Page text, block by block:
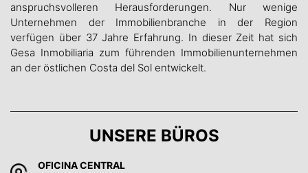
anspruchsvolleren Herausforderungen. Nur wenige
Unternehmen der Immobilienbranche in der Region
verfügen über 37 Jahre Erfahrung. In dieser Zeit hat sich
Gesa Inmobiliaria zum führenden Immobilienunternehmen
an der östlichen Costa del Sol entwickelt.
UNSERE BÜROS
OFICINA CENTRAL